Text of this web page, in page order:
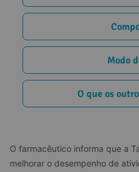
Modo
O que os
O farmacêutico informa que a
melhorar o desempenho de